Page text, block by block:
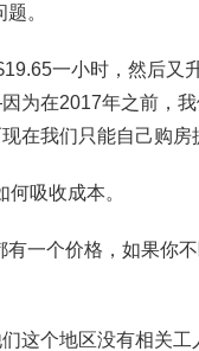
。
一小时，然后
在2017年之前，
在我们只能自己购房
吸收成本。
一个价格，如果你
这个地区没有相关工